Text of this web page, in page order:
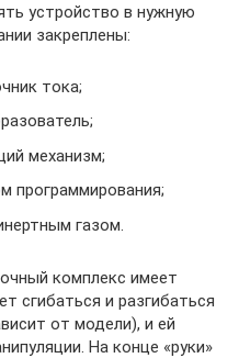
устройство в нужную
закреплены:
тока;
механизм;
программирования;
газом.
комплекс имеет
сгибаться и разгибаться
от модели), и ей
На конце «руки»